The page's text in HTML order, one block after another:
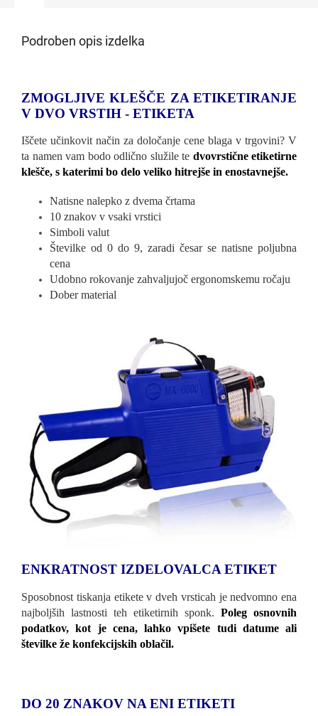
Podroben opis izdelka
ZMOGLJIVE KLEŠČE ZA ETIKETIRANJE
V DVO VRSTIH - ETIKETA
Iščete učinkovit način za določanje cene blaga v trgovini? V
ta namen vam bodo odlično služile te dvovrstične etiketirne
klešče, s katerimi bo delo veliko hitrejše in enostavnejše.
Natisne nalepko z dvema črtama
10 znakov v vsaki vrstici
Simboli valut
Številke od 0 do 9, zaradi česar se natisne poljubna
cena
Udobno rokovanje zahvaljujoč ergonomskemu ročaju
Dober material
ENKRATNOST IZDELOVALCA ETIKET
Sposobnost tiskanja etikete v dveh vrsticah je nedvomno ena
najboljših lastnosti teh etiketirnih sponk. Poleg osnovnih
podatkov, kot je cena, lahko vpišete tudi datume ali
številke že konfekcijskih oblačil.
DO 20 ZNAKOV NA ENI ETIKETI